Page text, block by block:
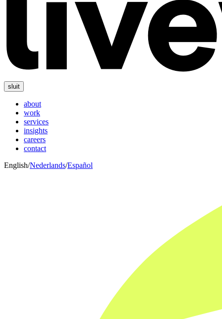
sluit
about
work
services
insights
careers
contact
English/Nederlands/Español